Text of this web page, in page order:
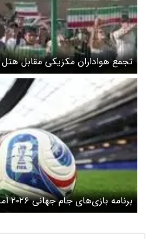
تجمع هواداران مکزیکی مقابل
۱۴۰۵/ این ۴ بازی حساس را